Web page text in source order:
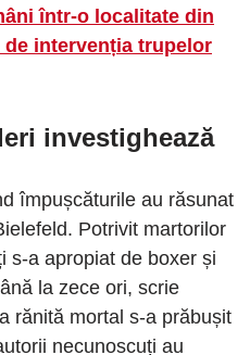
într-o localitate din
de intervenția trupelor
investighează
împușcăturile au răsunat
Potrivit martorilor
s-a apropiat de boxer și
la zece ori, scrie
rănită mortal s-a prăbușit
necunoscuți au